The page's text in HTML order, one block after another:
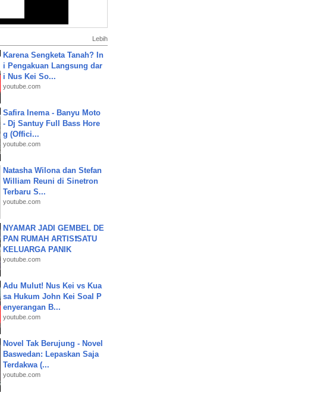
Lebih
Karena Sengketa Tanah? In
i Pengakuan Langsung dar
i Nus Kei So...
youtube.com
Safira Inema - Banyu Moto
- Dj Santuy Full Bass Hore
g (Offici...
youtube.com
Natasha Wilona dan Stefan
William Reuni di Sinetron
Terbaru S...
youtube.com
NYAMAR JADI GEMBEL DE
PAN RUMAH ARTIS❗SATU
KELUARGA PANIK
youtube.com
Adu Mulut! Nus Kei vs Kua
sa Hukum John Kei Soal P
enyerangan B...
youtube.com
Novel Tak Berujung - Novel
Baswedan: Lepaskan Saja
Terdakwa (...
youtube.com